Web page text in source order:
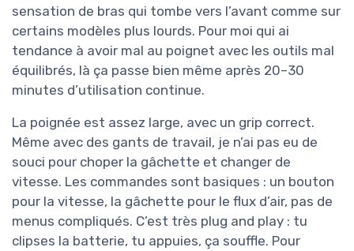
sensation de bras qui tombe vers l’avant comme sur
certains modèles plus lourds. Pour moi qui ai
tendance à avoir mal au poignet avec les outils mal
équilibrés, là ça passe bien même après 20–30
minutes d’utilisation continue.
La poignée est assez large, avec un grip correct.
Même avec des gants de travail, je n’ai pas eu de
souci pour choper la gâchette et changer de
vitesse. Les commandes sont basiques : un bouton
pour la vitesse, la gâchette pour le flux d’air, pas de
menus compliqués. C’est très plug and play : tu
clipses la batterie, tu appuies, ça souffle. Pour